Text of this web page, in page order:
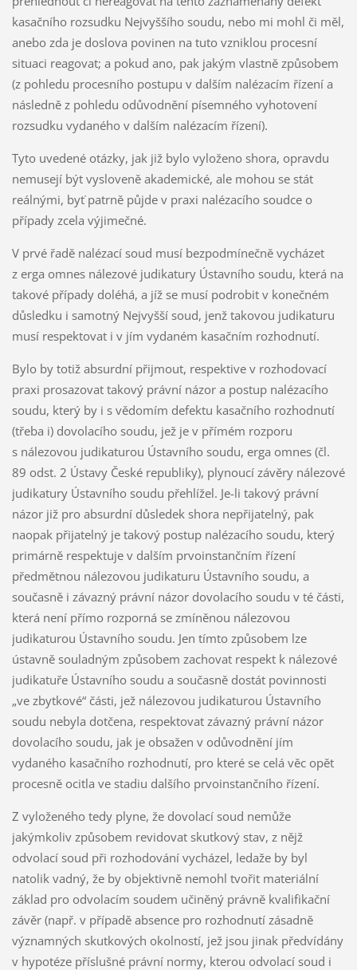
kasačního rozsudku Nejvyššího soudu, nebo mi mohl či měl,
anebo zda je doslova povinen na tuto vzniklou procesní
situaci reagovat; a pokud ano, pak jakým vlastně způsobem
(z pohledu procesního postupu v dalším nalézacím řízení a
následně z pohledu odůvodnění písemného vyhotovení
rozsudku vydaného v dalším nalézacím řízení).
Tyto uvedené otázky, jak již bylo vyloženo shora, opravdu
nemusejí být vysloveně akademické, ale mohou se stát
reálnými, byť patrně půjde v praxi nalézacího soudce o
případy zcela výjimečné.
V prvé řadě nalézací soud musí bezpodmínečně vycházet
z erga omnes nálezové judikatury Ústavního soudu, která na
takové případy doléhá, a jíž se musí podrobit v konečném
důsledku i samotný Nejvyšší soud, jenž takovou judikaturu
musí respektovat i v jím vydaném kasačním rozhodnutí.
Bylo by totiž absurdní přijmout, respektive v rozhodovací
praxi prosazovat takový právní názor a postup nalézacího
soudu, který by i s vědomím defektu kasačního rozhodnutí
(třeba i) dovolacího soudu, jež je v přímém rozporu
s nálezovou judikaturou Ústavního soudu, erga omnes (čl.
89 odst. 2 Ústavy České republiky), plynoucí závěry nálezové
judikatury Ústavního soudu přehlížel. Je-li takový právní
názor již pro absurdní důsledek shora nepřijatelný, pak
naopak přijatelný je takový postup nalézacího soudu, který
primárně respektuje v dalším prvoinstančním řízení
předmětnou nálezovou judikaturu Ústavního soudu, a
současně i závazný právní názor dovolacího soudu v té části,
která není přímo rozporná se zmíněnou nálezovou
judikaturou Ústavního soudu. Jen tímto způsobem lze
ústavně souladným způsobem zachovat respekt k nálezové
judikatuře Ústavního soudu a současně dostát povinnosti
„ve zbytkové“ části, jež nálezovou judikaturou Ústavního
soudu nebyla dotčena, respektovat závazný právní názor
dovolacího soudu, jak je obsažen v odůvodnění jím
vydaného kasačního rozhodnutí, pro které se celá věc opět
procesně ocitla ve stadiu dalšího prvoinstančního řízení.
Z vyloženého tedy plyne, že dovolací soud nemůže
jakýmkoliv způsobem revidovat skutkový stav, z nějž
odvolací soud při rozhodování vycházel, ledaže by byl
natolik vadný, že by objektivně nemohl tvořit materiální
základ pro odvolacím soudem učiněný právně kvalifikační
závěr (např. v případě absence pro rozhodnutí zásadně
významných skutkových okolností, jež jsou jinak předvídány
v hypotéze příslušné právní normy, kterou odvolací soud i